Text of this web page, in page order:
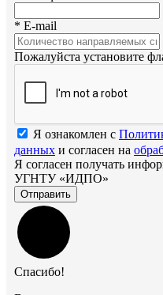
* E-mail
Пожалуйста установите
Я ознакомлен с
данных и согласен на
Я согласен получать
УГНТУ «ИДПО»
Отправить
Спасибо!